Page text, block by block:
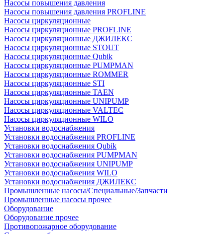
Насосы повышения давления
Насосы повышения давления PROFLINE
Насосы циркуляционные
Насосы циркуляционные PROFLINE
Насосы циркуляционные ДЖИЛЕКС
Насосы циркуляционные STOUT
Насосы циркуляционные Qubik
Насосы циркуляционные PUMPMAN
Насосы циркуляционные ROMMER
Насосы циркуляционные STI
Насосы циркуляционные TAEN
Насосы циркуляционные UNIPUMP
Насосы циркуляционные VALTEC
Насосы циркуляционные WILO
Установки водоснабжения
Установки водоснабжения PROFLINE
Установки водоснабжения Qubik
Установки водоснабжения PUMPMAN
Установки водоснабжения UNIPUMP
Установки водоснабжения WILO
Установки водоснабжения ДЖИЛЕКС
Промышленные насосы/Специальные/Запчасти
Промышленные насосы прочее
Оборудование
Оборудование прочее
Противопожарное оборудование